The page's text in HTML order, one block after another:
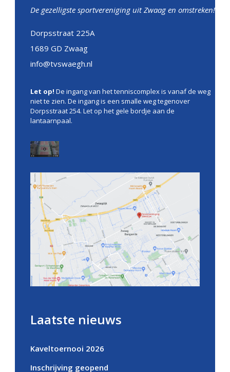
De gezelligste sportvereniging uit Zwaag en omstreken!
Dorpsstraat 225A
1689 GD Zwaag
info@tvswaegh.nl
Let op! De ingang van het tenniscomplex is vanaf de weg
niet te zien. De ingang is een smalle weg tegenover
Dorpsstraat 254. Let op het gele bordje aan de
lantaarnpaal.
Laatste nieuws
Kaveltoernooi 2026
Inschrijving geopend